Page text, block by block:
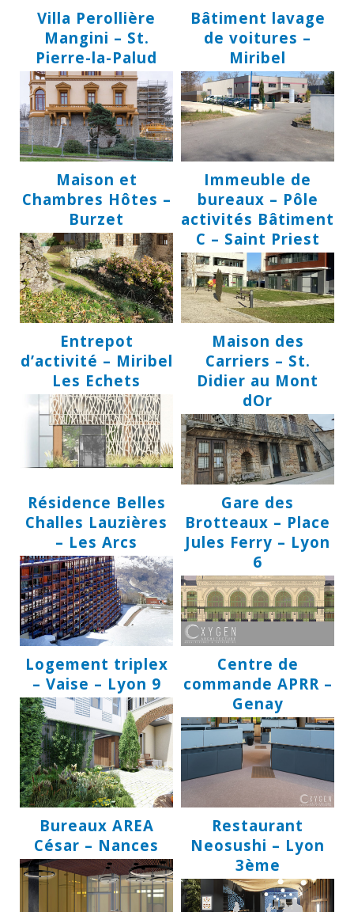
Villa Perollière
Mangini – St.
Pierre-la-Palud
Bâtiment lavage
de voitures –
Miribel
Maison et
Chambres Hôtes –
Burzet
Immeuble de
bureaux – Pôle
activités Bâtiment
C – Saint Priest
Entrepot
d’activité – Miribel
Les Echets
Maison des
Carriers – St.
Didier au Mont
dOr
Résidence Belles
Challes Lauzières
– Les Arcs
Gare des
Brotteaux – Place
Jules Ferry – Lyon
6
Logement triplex
– Vaise – Lyon 9
Centre de
commande APRR –
Genay
Bureaux AREA
César – Nances
Restaurant
Neosushi – Lyon
3ème